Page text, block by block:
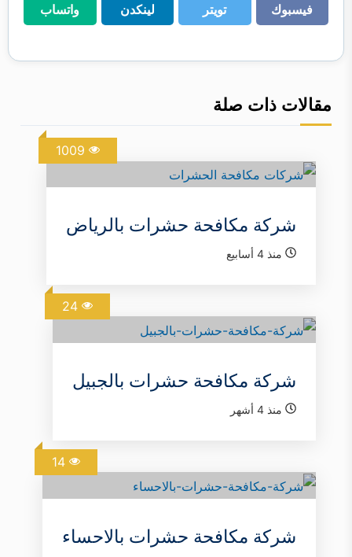
فيسبوك
فيسبوك
تويتر
تويتر
لينكدن
لينكدن
واتساب
واتساب
مقالات ذات صلة
شركة مكافحة حشرات بالرياض
منذ 4 أسابيع
شركة مكافحة حشرات بالجبيل
منذ 4 أشهر
شركة مكافحة حشرات بالاحساء